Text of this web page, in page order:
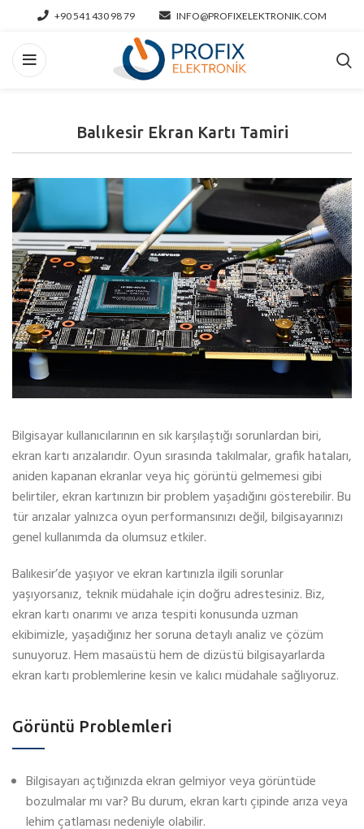
+90 541 430 98 79 INFO@PROFIXELEKTRONIK.COM
Balıkesir Ekran Kartı Tamiri
Bilgisayar kullanıcılarının en sık karşılaştığı sorunlardan biri,
ekran kartı arızalarıdır. Oyun sırasında takılmalar, grafik hataları,
aniden kapanan ekranlar veya hiç görüntü gelmemesi gibi
belirtiler, ekran kartınızın bir problem yaşadığını gösterebilir. Bu
tür arızalar yalnızca oyun performansınızı değil, bilgisayarınızı
genel kullanımda da olumsuz etkiler.
Balıkesir’de yaşıyor ve ekran kartınızla ilgili sorunlar
yaşıyorsanız, teknik müdahale için doğru adrestesiniz. Biz,
ekran kartı onarımı ve arıza tespiti konusunda uzman
ekibimizle, yaşadığınız her soruna detaylı analiz ve çözüm
sunuyoruz. Hem masaüstü hem de dizüstü bilgisayarlarda
ekran kartı problemlerine kesin ve kalıcı müdahale sağlıyoruz.
Görüntü Problemleri
Bilgisayarı açtığınızda ekran gelmiyor veya görüntüde
bozulmalar mı var? Bu durum, ekran kartı çipinde arıza veya
lehim çatlaması nedeniyle olabilir.